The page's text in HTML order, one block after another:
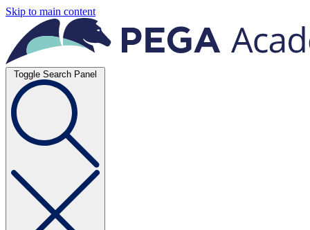
Skip to main content
Toggle Search Panel